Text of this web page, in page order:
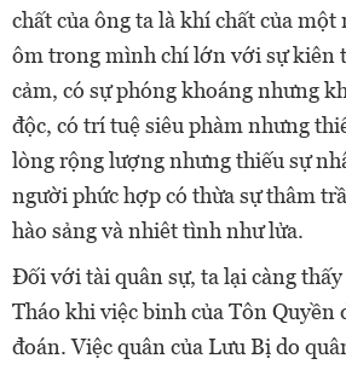
chất của ông ta là khí chất của
ôm trong mình chí lớn với sự kiên
cảm, có sự phóng khoáng nhưng
độc, có trí tuệ siêu phàm nhưng
lòng rộng lượng nhưng thiếu sự
người phức hợp có thừa sự thâm
hào sảng và nhiêt tình như lửa.
Đối với tài quân sự, ta lại càng
Tháo khi việc binh của Tôn Quyền
đoán. Việc quân của Lưu Bị do